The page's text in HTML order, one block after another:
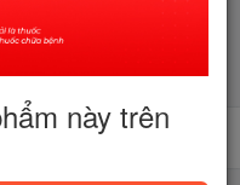
này trên